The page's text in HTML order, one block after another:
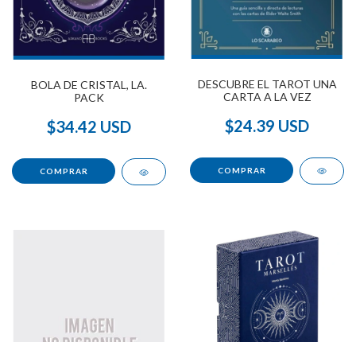
BOLA DE CRISTAL, LA.
PACK
$34.42 USD
DESCUBRE EL TAROT UNA
CARTA A LA VEZ
$24.39 USD